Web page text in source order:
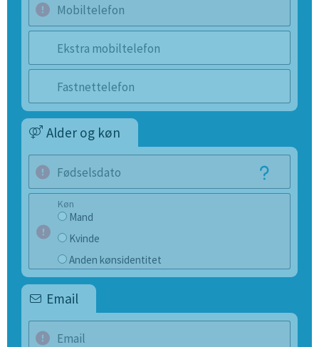
Mobiltelefon
Ekstra mobiltelefon
Fastnettelefon
Alder og køn
Fødselsdato
Køn
Mand
Kvinde
Anden kønsidentitet
Email
Email